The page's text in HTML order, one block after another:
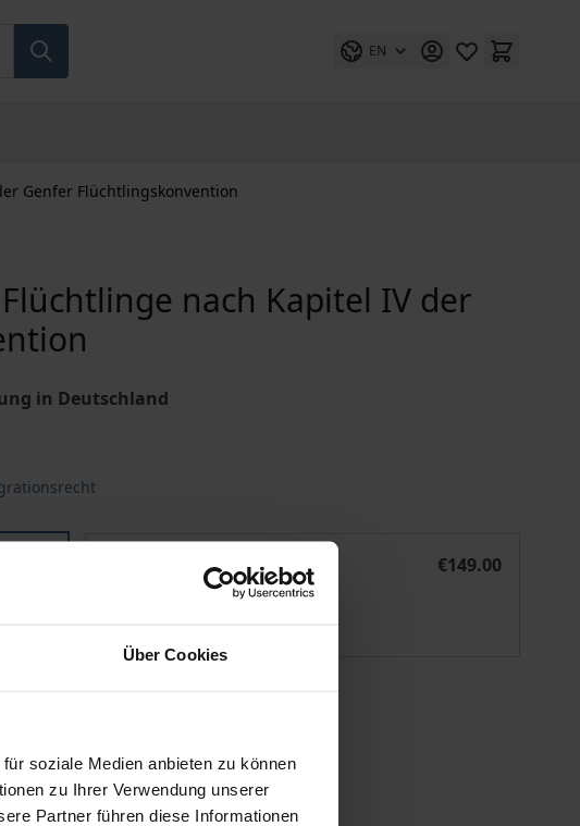
Über Cookies
soziale Medien anbieten zu können
zu Ihrer Verwendung unserer
Partner führen diese Informationen
EN
Genfer Flüchtlingskonvention
nach Kapitel IV der
in Deutschland
IV der Genfer Flüchtlingskonvention
Die Sozialen Rechte der Flüchtlinge nach Kapitel IV der
€149.00
ISBN 978-3-7489-3298-7